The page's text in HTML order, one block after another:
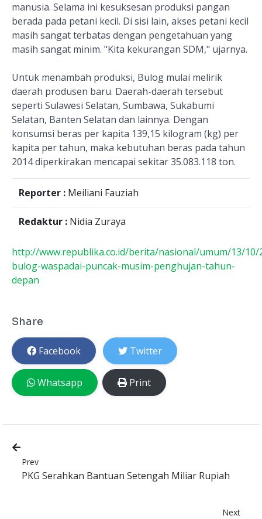
manusia. Selama ini kesuksesan produksi pangan
berada pada petani kecil. Di sisi lain, akses petani kecil
masih sangat terbatas dengan pengetahuan yang
masih sangat minim. "Kita kekurangan SDM," ujarnya.
Untuk menambah produksi, Bulog mulai melirik
daerah produsen baru. Daerah-daerah tersebut
seperti Sulawesi Selatan, Sumbawa, Sukabumi
Selatan, Banten Selatan dan lainnya. Dengan
konsumsi beras per kapita 139,15 kilogram (kg) per
kapita per tahun, maka kebutuhan beras pada tahun
2014 diperkirakan mencapai sekitar 35.083.118 ton.
Reporter : Meiliani Fauziah
Redaktur : Nidia Zuraya
http://www.republika.co.id/berita/nasional/umum/13/
bulog-waspadai-puncak-musim-penghujan-tahun-
depan
Share
Facebook Twitter
Whatsapp Print
Prev
PKG Serahkan Bantuan Setengah Miliar Rupiah
Next